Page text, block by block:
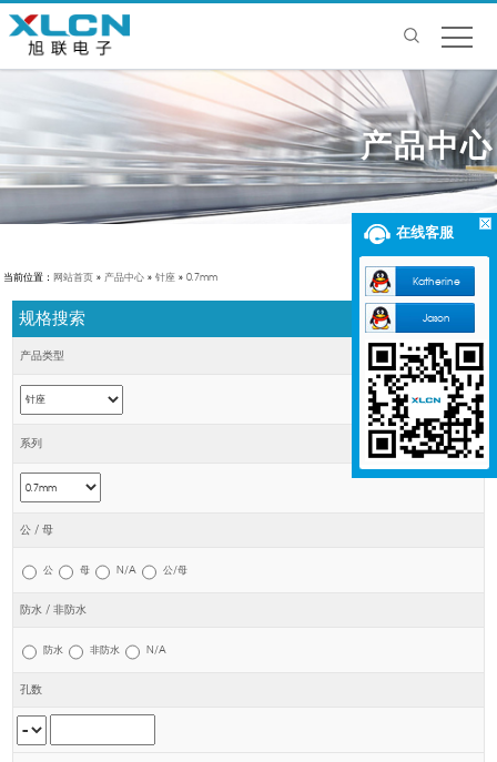
产品中心
当前位置： 网站首页» 产品中心» 针座» 0.7mm
规格搜索
产品类型
系列
公 / 母
公 母 N/A 公/母
防水 / 非防水
防水 非防水 N/A
孔数
在线客服
Katherine
Jason